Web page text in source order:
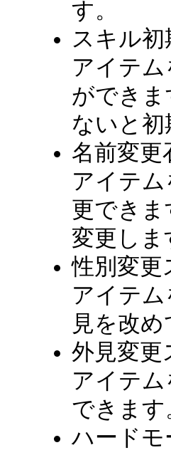
す。
スキル
アイテ
ができま
ないと
名前変
アイテ
更できま
変更しま
性別変
アイテ
見を改
外見変
アイテ
できます
ハード